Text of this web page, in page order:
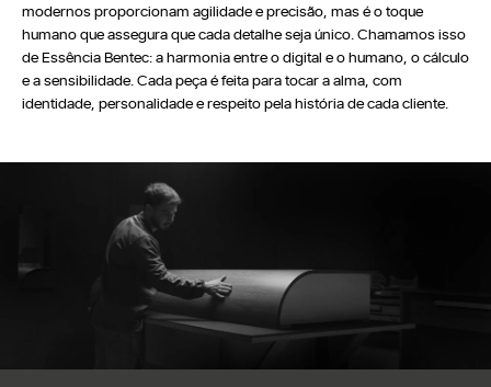
modernos proporcionam agilidade e precisão, mas é o toque
humano que assegura que cada detalhe seja único. Chamamos isso
de Essência Bentec: a harmonia entre o digital e o humano, o cálculo
e a sensibilidade. Cada peça é feita para tocar a alma, com
identidade, personalidade e respeito pela história de cada cliente.